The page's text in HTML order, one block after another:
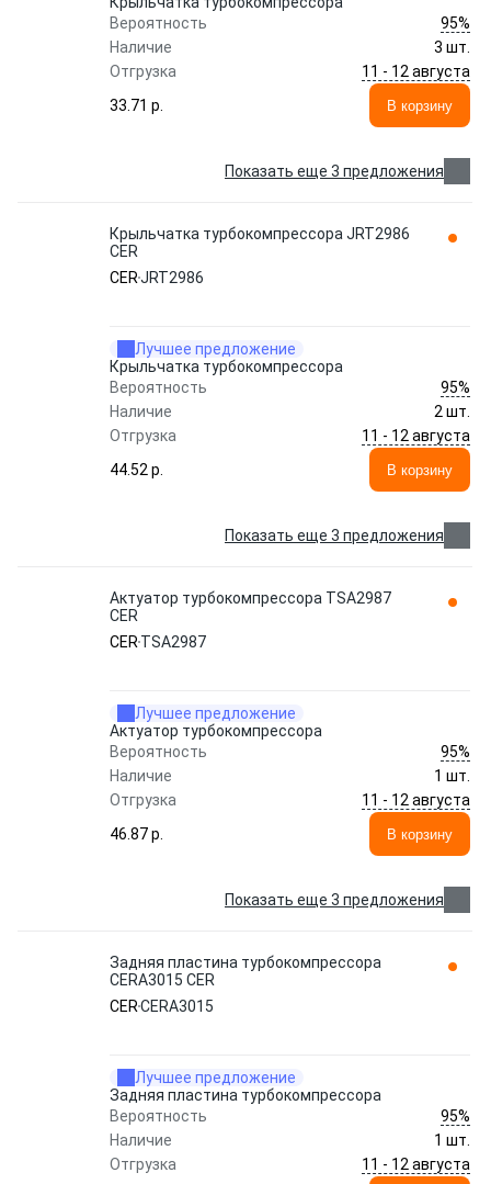
Вероятность
95%
Наличие
3 шт.
Отгрузка
11 - 12 августа
33.71 p.
В корзину
Показать еще 3 предложения
Крыльчатка турбокомпрессора JRT2986
CER
CERJRT2986
Лучшее предложение
Крыльчатка турбокомпрессора
Вероятность
95%
Наличие
2 шт.
Отгрузка
11 - 12 августа
44.52 p.
В корзину
Показать еще 3 предложения
Актуатор турбокомпрессора TSA2987
CER
CER TSA2987
Лучшее предложение
Актуатор турбокомпрессора
Вероятность
95%
Наличие
1 шт.
Отгрузка
11 - 12 августа
46.87 p.
В корзину
Показать еще 3 предложения
Задняя пластина турбокомпрессора
CERA3015 CER
CERCERA3015
Лучшее предложение
Задняя пластина турбокомпрессора
Вероятность
95%
Наличие
1 шт.
Отгрузка
11 - 12 августа